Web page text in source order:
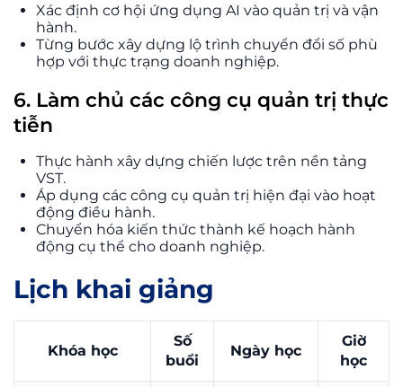
Xác định cơ hội ứng dụng AI vào quản trị và vận
hành.
Từng bước xây dựng lộ trình chuyển đổi số phù
hợp với thực trạng doanh nghiệp.
6. Làm chủ các công cụ quản trị thực
tiễn
Thực hành xây dựng chiến lược trên nền tảng
VST.
Áp dụng các công cụ quản trị hiện đại vào hoạt
động điều hành.
Chuyển hóa kiến thức thành kế hoạch hành
động cụ thể cho doanh nghiệp.
Lịch khai giảng
Khóa học
Số
buổi
Ngày học
Giờ
học